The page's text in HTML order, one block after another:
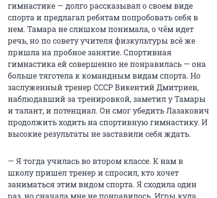
гимнастике — долго рассказывал о своем виде
спорта и предлагал ребятам попробовать себя в
нем. Тамара не слишком понимала, о чём идет
речь, но по совету учителя физкультуры всё же
пришла на пробное занятие. Спортивная
гимнастика ей совершенно не понравилась — она
больше тяготела к командным видам спорта. Но
заслуженный тренер СССР Викентий Дмитриев,
наблюдавший за тренировкой, заметил у Тамары
и талант, и потенциал. Он смог убедить Лазакович
продолжить ходить на спортивную гимнастику. И
высокие результаты не заставили себя ждать.
— Я тогда училась во втором классе. К нам в
школу пришел тренер и спросил, кто хочет
заниматься этим видом спорта. Я сходила один